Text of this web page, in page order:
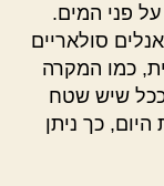
פני המים.
סולאריים
כמו המקרה
ככל שיש שטח
כך ניתן